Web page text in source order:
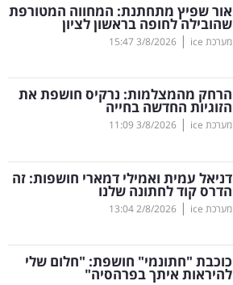
אור שפיץ מתחתנת: המחווה המטורפת
שהובילה לחופה בראשון לציון
מערכת ice |
3/8/2026
15:47
הרחק מהמצלמות: נרקיס חושפת את
הזוגיות החדשה בחייה
מערכת ice |
3/8/2026
11:09
דניאל עמית ואמילי דמארי חושפות: זה
הדרס קוד לחתונה שלנו
מערכת ice |
2/8/2026
13:04
כוכבת "חתונמי" חושפת: "חלום שלי
להיראות איתך בפרהסיה"